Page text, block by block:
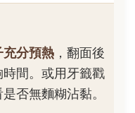
充分預熱 ，翻面後
時間。或用牙籤戳
否無麵糊沾黏。